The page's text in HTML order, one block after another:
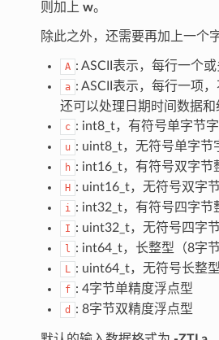
则加上 w。
除此之外，还需要再加上一个
A : ASCII表示，每行一个
a : ASCII表示，每行一项
还可以处理日期时间数据
c : int8_t，有符号单字节
u : uint8_t，无符号单字节
h : int16_t，有符号双字节
H : uint16_t，无符号双字
i : int32_t，有符号四字节
I : uint32_t，无符号四字
l : int64_t，长整型（8字节
L : uint64_t，无符号长整
f : 4字节单精度浮点型
d : 8字节双精度浮点型